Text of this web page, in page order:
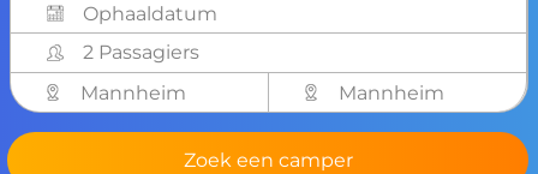
2 Passagiers
Mannheim
Mannheim
Zoek een camper